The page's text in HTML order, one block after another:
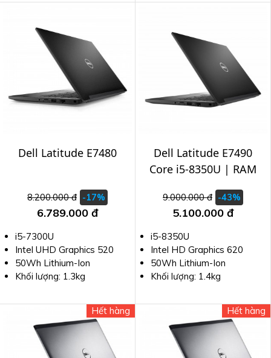
Dell Latitude E7480
8.200.000 đ -17%
6.789.000 đ
i5-7300U
Intel UHD Graphics 520
50Wh Lithium-Ion
Khối lượng: 1.3kg
Dell Latitude E7490
Core i5-8350U | RAM
14 inch FHD nguyên
zin mạnh mẽ
9.000.000 đ -43%
5.100.000 đ
i5-8350U
Intel HD Graphics 620
50Wh Lithium-Ion
Khối lượng: 1.4kg
Hết hàng Hết hàng